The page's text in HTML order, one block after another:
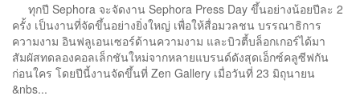
ทุกปี Sephora จะจัดงาน Sephora Press Day ขึ้นอย่างน้อยปีละ 2
ครั้ง เป็นงานที่จัดขึ้นอย่างยิ่งใหญ่ เพื่อให้สื่อมวลชน บรรณาธิการ
ความงาม อินฟลูเอนเซอร์ด้านความงาม และบิวตี้บล็อกเกอร์ได้มา
สัมผัสทดลองคอลเล็กชันใหม่จากหลายแบรนด์ดังสุดเอ็กซ์คลูซีฟกัน
ก่อนใคร โดยปีนี้งานจัดขึ้นที่ Zen Gallery เมื่อวันที่ 23 มิถุนายน
&nbs...